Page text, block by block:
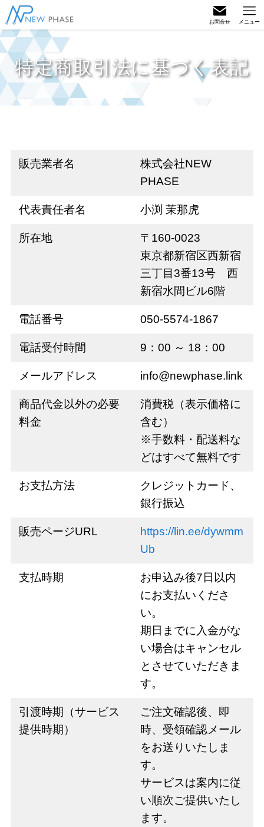
お問合せ メニュー
特定商取引法に基づく表記
販売業者名
株式会社NEW
PHASE
代表責任者名 小渕 茉那虎
所在地
〒160-0023
東京都新宿区西新宿
三丁目3番13号 西
新宿水間ビル6階
電話番号 050-5574-1867
電話受付時間 9：00 ～ 18：00
メールアドレス info@newphase.link
商品代金以外の必要
料金
消費税（表示価格に
含む）
※手数料・配送料な
どはすべて無料です
お支払方法
クレジットカード、
銀行振込
販売ページURL
https://lin.ee/dywmm
Ub
支払時期
お申込み後7日以内
にお支払いくださ
い。
期日までに入金がな
い場合はキャンセル
とさせていただきま
す。
引渡時期（サービス
提供時期）
ご注文確認後、即
時、受領確認メール
をお送りいたしま
す。
サービスは案内に従
い順次ご提供いたし
ます。